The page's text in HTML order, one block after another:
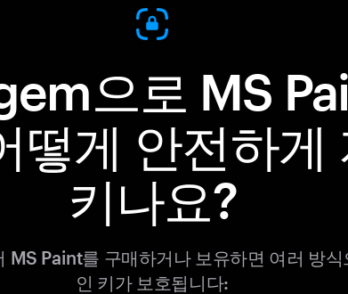
으로 MS
떻게 안전하게
키나요?
MS Paint를 구매하거나 보유하면 여러 방식
인 키가 보호됩니다: